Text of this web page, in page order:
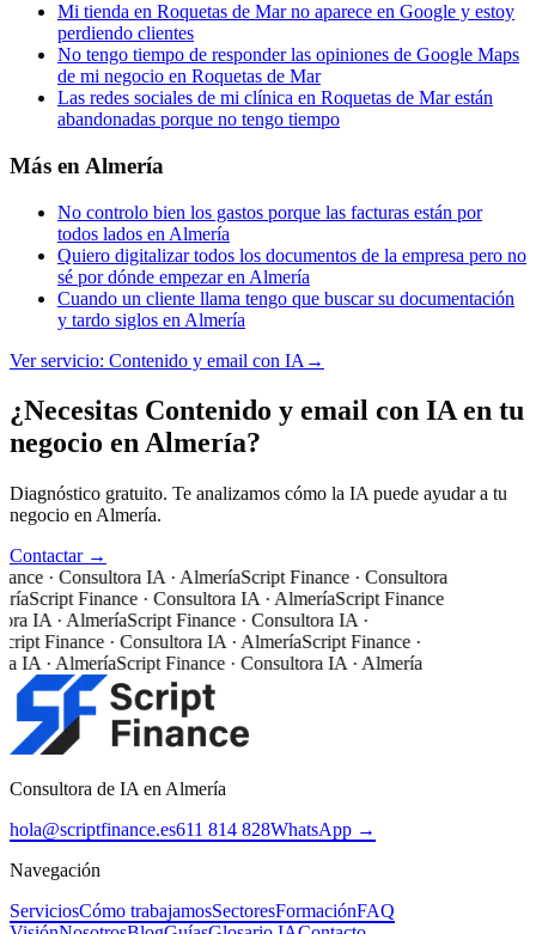
Mi tienda en Roquetas de Mar no aparece en Google y estoy
perdiendo clientes
No tengo tiempo de responder las opiniones de Google Maps
de mi negocio en Roquetas de Mar
Las redes sociales de mi clínica en Roquetas de Mar están
abandonadas porque no tengo tiempo
Más en Almería
No controlo bien los gastos porque las facturas están por
todos lados en Almería
Quiero digitalizar todos los documentos de la empresa pero no
sé por dónde empezar en Almería
Cuando un cliente llama tengo que buscar su documentación
y tardo siglos en Almería
Ver servicio: Contenido y email con IA →
¿Necesitas Contenido y email con IA en tu
negocio en Almería?
Diagnóstico gratuito. Te analizamos cómo la IA puede ayudar a tu
negocio en Almería.
Contactar →
· Consultora IA · AlmeríaScript Finance · Consultora
Script Finance · Consultora IA · AlmeríaScript Finance
IA · AlmeríaScript Finance · Consultora IA ·
Finance · Consultora IA · AlmeríaScript Finance ·
IA · AlmeríaScript Finance · Consultora IA · Almería
Consultora de IA en Almería
hola@scriptfinance.es611 814 828WhatsApp →
Navegación
ServiciosCómo trabajamosSectoresFormaciónFAQ